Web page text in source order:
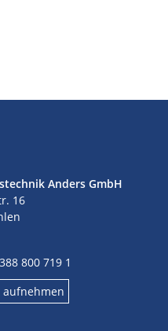
Anders GmbH
16
800 719 1
aufnehmen